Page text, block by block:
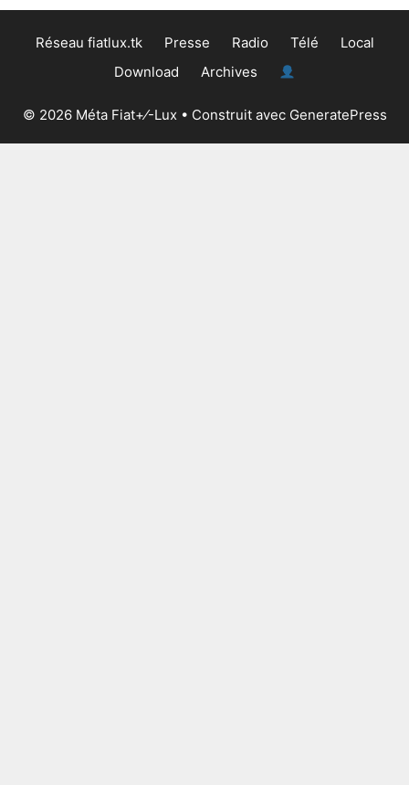
Réseau fiatlux.tk Presse Radio Télé
Local
Download
Archives
© 2026 Méta Fiat+⁄-Lux• Construit avec GeneratePress